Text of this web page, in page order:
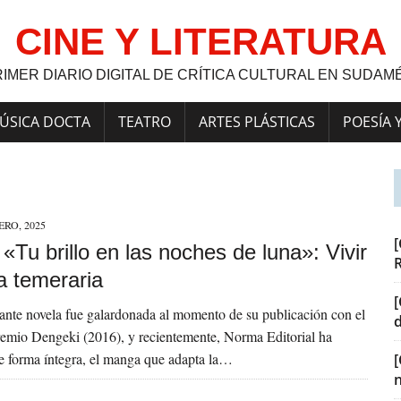
CINE Y LITERATURA
DIARIO DIGITAL DE CRÍTICA CULTURAL EN
DOCTA TEATRO ARTES PLÁSTICAS POESÍA
2025
brillo en las noches de luna»: Vivir
temeraria
novela fue galardonada al momento de su publicación con el
Dengeki (2016), y recientemente, Norma Editorial ha
forma íntegra, el manga que adapta la…